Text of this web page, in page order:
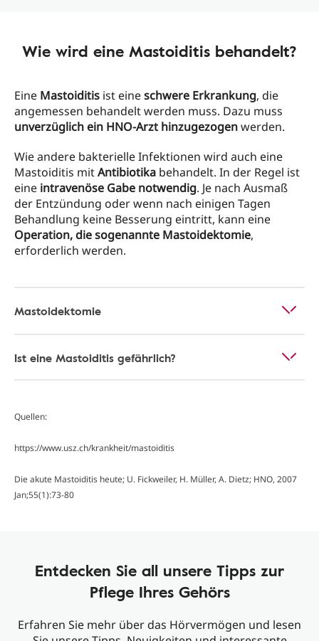
Wie wird eine Mastoiditis behandelt?
Eine Mastoiditis ist eineschwere Erkrankung, die
angemessen behandelt werden muss. Dazu muss
unverzüglich ein HNO-Arzt hinzugezogenwerden.
Wie andere bakterielle Infektionen wird auch eine
Mastoiditis mitAntibiotika behandelt. In der Regel ist
eine intravenöse Gabe notwendig. Je nach Ausmaß
der Entzündung oder wenn nach einigen Tagen
Behandlung keine Besserung eintritt, kann eine
Operation, die sogenannte Mastoidektomie,
erforderlich werden.
Mastoidektomie
Ist eine Mastoiditis gefährlich?
Quellen:
https://www.usz.ch/krankheit/mastoiditis
Die akute Mastoiditis heute; U. Fickweiler, H. Müller, A. Dietz; HNO, 2007
Jan;55(1):73-80
Entdecken Sie all unsere Tipps zur
Pflege Ihres Gehörs
Erfahren Sie mehr über das Hörvermögen und lesen